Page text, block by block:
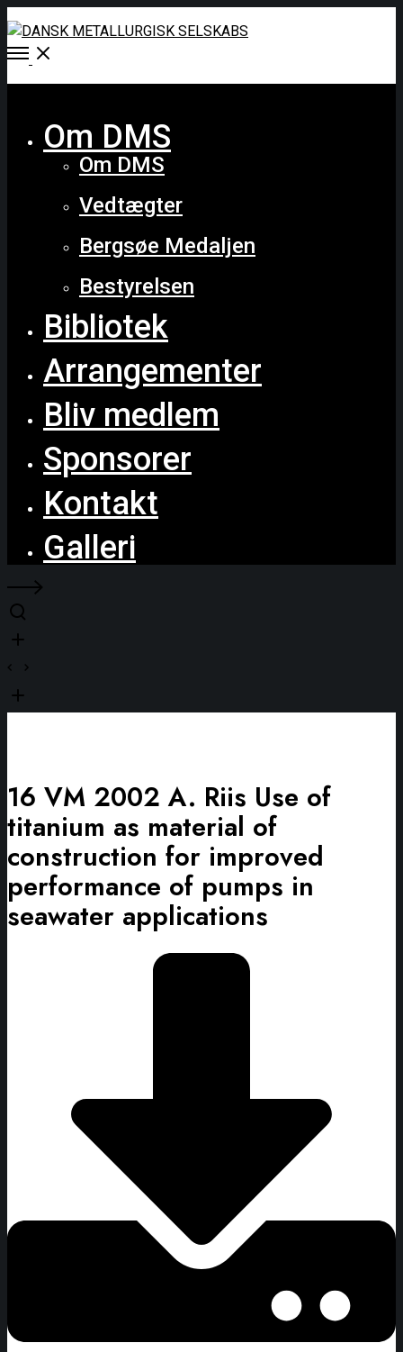
Open
Om DMS
Om DMS
Vedtægter
Bergsøe Medaljen
Bestyrelsen
Bibliotek
Arrangementer
Bliv medlem
Sponsorer
Kontakt
Galleri
16 VM 2002 A. Riis Use of
titanium as material of
construction for improved
performance of pumps in
seawater applications